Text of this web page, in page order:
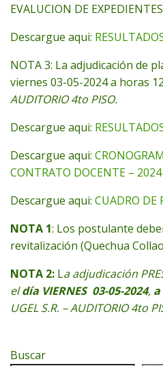
EVALUCION DE
Descargue aqui:
NOTA 3: La adjudicación de
viernes 03-05-2024 a horas
AUDITORIO 4to PISO.
Descargue aqui:
Descargue aqui:
CONTRATO DOCENTE – 2024
Descargue aqui: CUADRO DE
NOTA 1: Los postulante
revitalización (Quechua
NOTA 2: La adjudicación
eldía VIERNES 03-05-2024,
UGEL S.R. – AUDITORIO 4to
Buscar